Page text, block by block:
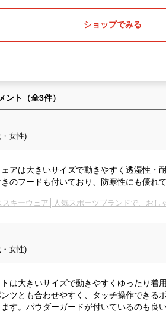
ショップでみる
ント（全3件）
女性)
アは大きいサイズで動きやすく透湿性・
のフードも付いており、防寒性にも優れ
スキーウェア│人気スポーツブランドで、おし
女性)
は大きいサイズで動きやすくゆったり着
ツとも合わせやすく、タッチ操作できる
す。パウダーガードが付いているのも良